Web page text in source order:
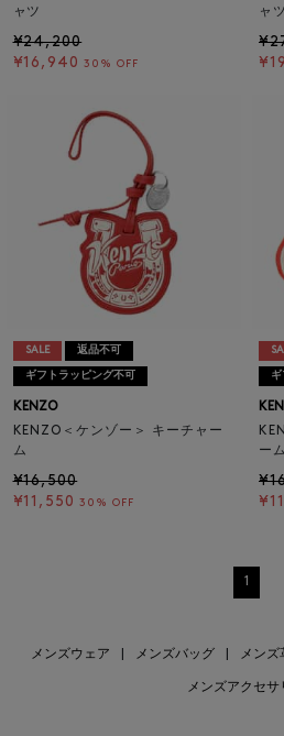
ャツ
¥24,200
¥16,940 30% OFF
ャツ
SALE 返品不可
ギフトラッピング不可
KENZO
KENZO＜ケンゾー＞ キーチャー
ム
¥16,500
¥11,550 30% OFF
ギ
ーム
1
メンズウェア メンズバッグ メンズ
メンズアクセサ